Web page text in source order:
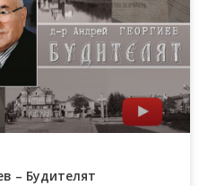
– Будителят